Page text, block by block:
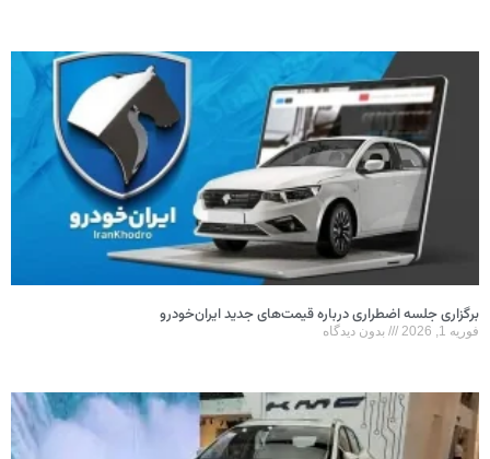
برگزاری جلسه اضطراری درباره قیمت‌های جدید ایران‌خودرو
فوریه 1, 2026 بدون دیدگاه